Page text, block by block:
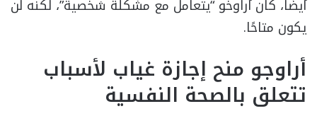
أيضًا، كان أراوخو “يتعامل مع مشكلة شخصية”، لكنه لن
يكون متاحًا.
أراوجو منح إجازة غياب لأسباب
تتعلق بالصحة النفسية